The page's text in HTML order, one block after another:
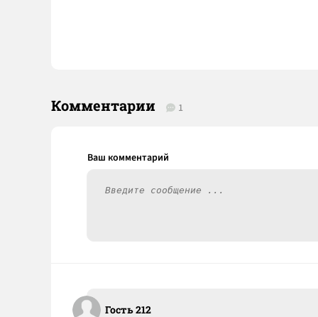
Комментарии 1
Гость 212